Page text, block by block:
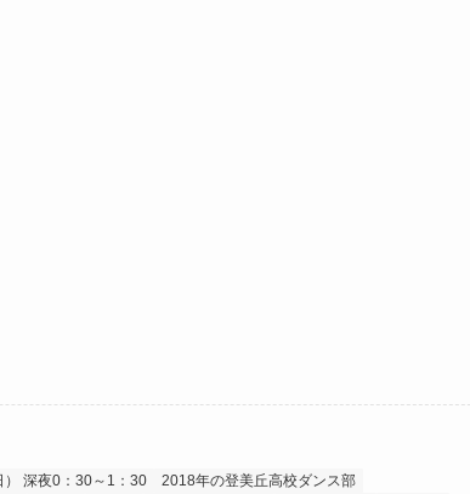
深夜0：30～1：30
2018年の登美丘高校ダンス部